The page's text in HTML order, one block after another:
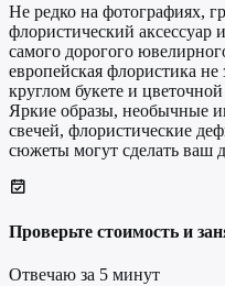
Не редко на фотографиях,
флористический аксессуар
самого дорогого
европейская флористика не
круглом букете и
Яркие образы, необычные
свечей, флористические
сюжеты могут сделать ваш
Проверьте стоимость и
Отвечаю за 5 минут